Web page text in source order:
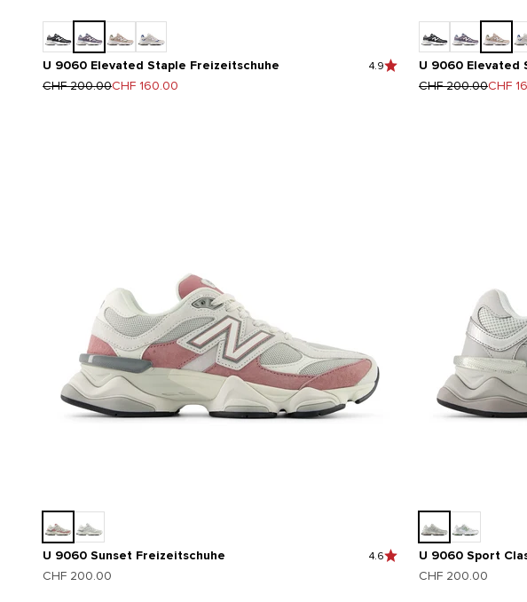
U 9060 Elevated Staple Freizeitschuhe 4.9
Regulärer Preis
CHF 200.00Angebot
CHF 160.00
U 9060 Elevated
Regulärer Preis
CHF 200.00CHF
U 9060 Sunset Freizeitschuhe 4.6
Angebot
CHF 200.00
U 9060 Sport
Angebot
CHF 200.00